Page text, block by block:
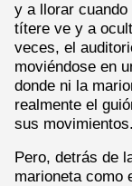
y a llorar
títere ve y a
veces, el
moviéndose en
donde ni la
realmente el
sus movimientos.
Pero, detrás de
marioneta como